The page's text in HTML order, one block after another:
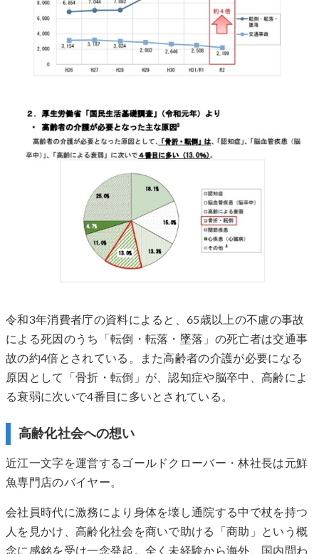
令和3年消費者庁の資料によると、65歳以上の不慮の事故
による死因のうち「転倒・転落・墜落」の死亡者は交通事
故の約4倍とされている。また高齢者の介護が必要になる
原因として「骨折・転倒」が、認知症や脳卒中、高齢によ
る衰弱に次いで4番目に多いとされている。
高齢化社会への想い
近江一文字を運営するゴールドクローバー・林社長は元鮮
魚専門店のバイヤー。
会社員時代に激務により身体を壊し通院する中で杖を持つ
人を見かけ、高齢化社会を商いで助ける「商助」という概
念に感銘を受け一念発起。全く未経験から海外、国内問わ